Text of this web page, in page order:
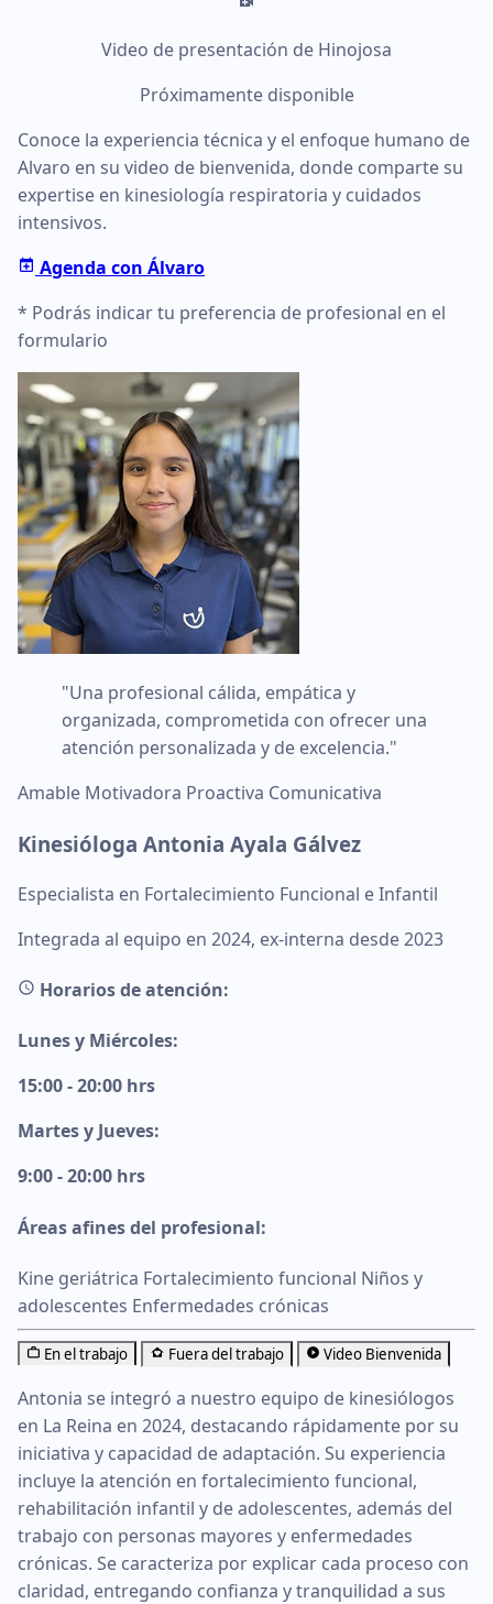
Video de presentación de Hinojosa
Próximamente disponible
Conoce la experiencia técnica y el enfoque humano de
Alvaro en su video de bienvenida, donde comparte su
expertise en kinesiología respiratoria y cuidados
intensivos.
Agenda con Álvaro
* Podrás indicar tu preferencia de profesional en el
formulario
"Una profesional cálida, empática y
organizada, comprometida con ofrecer una
atención personalizada y de excelencia."
Amable Motivadora Proactiva Comunicativa
Kinesióloga Antonia Ayala Gálvez
Especialista en Fortalecimiento Funcional e Infantil
Integrada al equipo en 2024, ex-interna desde 2023
Horarios de atención:
Lunes y Miércoles:
15:00 - 20:00 hrs
Martes y Jueves:
9:00 - 20:00 hrs
Áreas afines del profesional:
Kine geriátrica Fortalecimiento funcional Niños y
adolescentes Enfermedades crónicas
En el trabajo Fuera del trabajo Video Bienvenida
Antonia se integró a nuestro equipo de kinesiólogos
en La Reina en 2024, destacando rápidamente por su
iniciativa y capacidad de adaptación. Su experiencia
incluye la atención en fortalecimiento funcional,
rehabilitación infantil y de adolescentes, además del
trabajo con personas mayores y enfermedades
crónicas. Se caracteriza por explicar cada proceso con
claridad, entregando confianza y tranquilidad a sus